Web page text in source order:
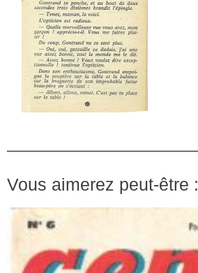
Vous aimerez peut-être :